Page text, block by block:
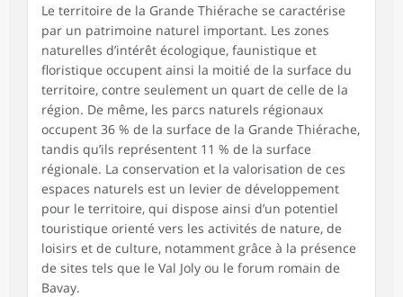
Le territoire de la Grande Thiérache se caractérise
par un patrimoine naturel important. Les zones
naturelles d’intérêt écologique, faunistique et
floristique occupent ainsi la moitié de la surface du
territoire, contre seulement un quart de celle de la
région. De même, les parcs naturels régionaux
occupent 36 % de la surface de la Grande Thiérache,
tandis qu’ils représentent 11 % de la surface
régionale. La conservation et la valorisation de ces
espaces naturels est un levier de développement
pour le territoire, qui dispose ainsi d’un potentiel
touristique orienté vers les activités de nature, de
loisirs et de culture, notamment grâce à la présence
de sites tels que le Val Joly ou le forum romain de
Bavay.